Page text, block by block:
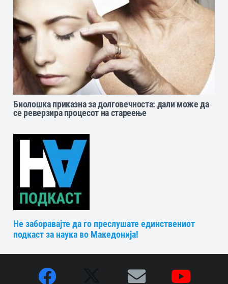
Биолошка приказна за долговечноста: дали може да
се реверзира процесот на стареење
Не заборавајте да го преслушате единствениот
подкаст за наука во Македонија!